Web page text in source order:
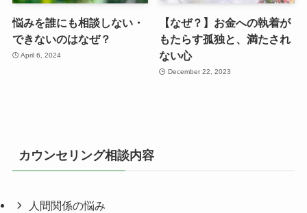
悩みを誰にも相談しない・
できないのはなぜ？
April 6, 2024
【なぜ？】お金への執着が
もたらす孤独と、満たされ
ない心
December 22, 2023
カウンセリング相談内容
人間関係の悩み